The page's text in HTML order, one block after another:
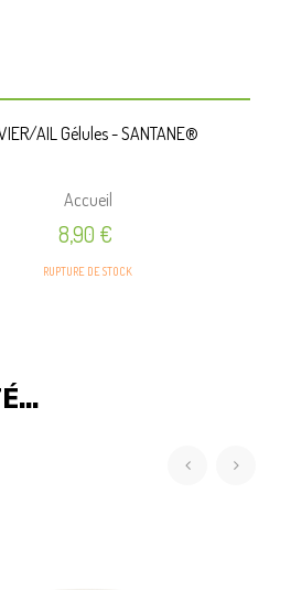
AIL Gélules - SANTANE®
Accueil
Prix
8,90 €
RUPTURE DE STOCK